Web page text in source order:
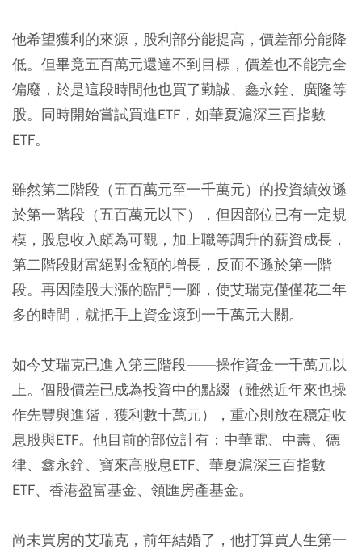
他希望獲利的來源，股利部分能提高，價差部分能降
低。但畢竟五百萬元還達不到目標，價差也不能完全
偏廢，於是這段時間他也買了勤誠、鑫永銓、廣隆等
股。同時開始嘗試買進ETF，如華夏滬深三百指數
ETF。
雖然第二階段（五百萬元至一千萬元）的投資績效遜
於第一階段（五百萬元以下），但因部位已有一定規
模，股息收入頗為可觀，加上職等調升的薪資成長，
第二階段財富絕對金額的增長，反而不遜於第一階
段。再因陸股大漲的臨門一腳，使艾瑞克僅僅花二年
多的時間，就把手上資金滾到一千萬元大關。
如今艾瑞克已進入第三階段——操作資金一千萬元以
上。個股價差已成為投資中的點綴（雖然近年來也操
作先豐與進階，獲利數十萬元），重心則放在穩定收
息股與ETF。他目前的部位計有：中華電、中壽、德
律、鑫永銓、寶來高股息ETF、華夏滬深三百指數
ETF、香港盈富基金、領匯房產基金。
尚未買房的艾瑞克，前年結婚了，他打算買人生第一